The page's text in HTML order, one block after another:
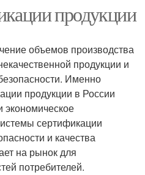
продукции
объемов производства
продукции и
Именно
продукции в России
экономическое
сертификации
и качества
на рынок для
потребителей.